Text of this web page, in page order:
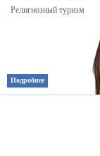
Религиозный туризм
Подробнее